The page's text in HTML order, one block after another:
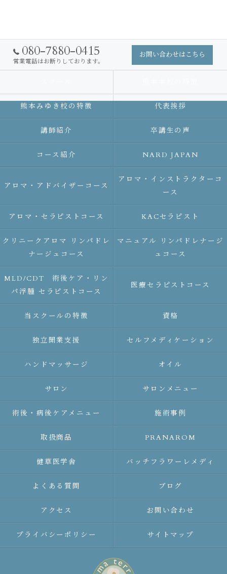
080-7880-0415
営業電話はお断りしております。
お問い合わせはこちら
熊本みゆき校の特徴 代表挨拶
講師紹介 卒講生の声
コース紹介 NARD JAPAN
アロマ・アドバイザーコース
アロマ・インストラクターコ
ース
アロマ・セラピストコース KACセラピスト
クリニークアロマ リンパドレ
ナージュコース
マニュアル リンパドレナージ
ュコース
MLD/CDT 術後ケア・リン
パ浮腫 セラピストコース
医療セラピストコース
当スクールの特徴 資格
独立開業支援 セルフメディケーション
ハンドマッサージ オイル
サロン サロンメニュー
術後・病後ケアメニュー 施術事例
取扱商品 PRANAROM
健草医学舎 バッチフラワーレメディ
よくある質問 ブログ
アクセス お問い合わせ
プライバシーポリシー サイトマップ